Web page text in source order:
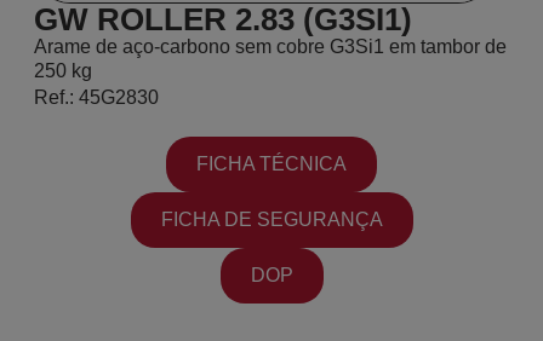
GW ROLLER 2.83 (G3SI1)
Arame de aço-carbono sem cobre G3Si1 em tambor de
250 kg
Ref.: 45G2830
FICHA TÉCNICA
FICHA DE SEGURANÇA
DOP